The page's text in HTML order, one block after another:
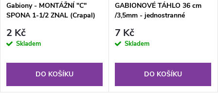
Gabiony - MONTÁŽNÍ "C"
SPONA 1-1/2 ZNAL (Crapal)
2 Kč
Skladem
DO KOŠÍKU
GABIONOVÉ TÁHLO 36 cm
/3,5mm - jednostranné
7 Kč
Skladem
DO KOŠÍKU